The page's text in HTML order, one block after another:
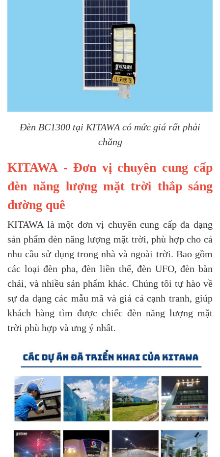
Đèn BC1300 tại KITAWA có mức giá rất phải
chăng
KITAWA - Đơn vị chuyên cung cấp
đèn năng lượng mặt trời thắp sáng
đường quê
KITAWA là một đơn vị chuyên cung cấp đa dạng
sản phẩm đèn năng lượng mặt trời, phù hợp cho cả
nhu cầu sử dụng trong nhà và ngoài trời. Bao gồm
các loại đèn pha, đèn liền thể, đèn UFO, đèn bàn
chải, và nhiều sản phẩm khác. Chúng tôi tự hào về
sự đa dạng các mẫu mã và giá cả cạnh tranh, giúp
khách hàng tìm được chiếc đèn năng lượng mặt
trời phù hợp và ưng ý nhất.